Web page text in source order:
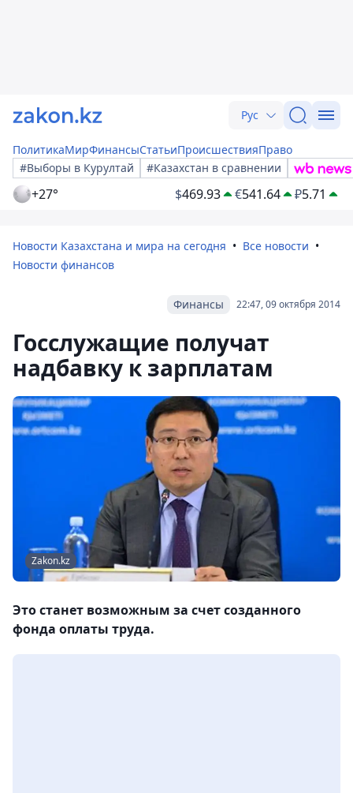
Рус
ПолитикаМирФинансыСтатьиПроисшествияПраво
#Выборы в Курултай
#Казахстан в сравнении
+27° $469.93 €541.64 ₽5.71
Новости Казахстана и мира на сегодня
Все новости
Новости финансов
22:47, 09 октября 2014
Финансы
Госслужащие получат
надбавку к зарплатам
Zakon.kz
Это станет возможным за счет созданного
фонда оплаты труда.